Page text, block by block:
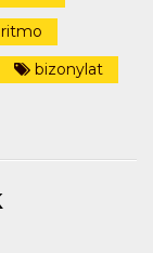
ritmo
bizonylat